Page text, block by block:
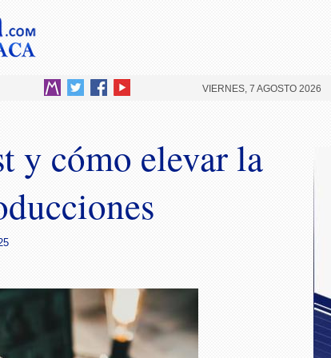
VIERNES, 7 AGOSTO 2026
y cómo elevar la